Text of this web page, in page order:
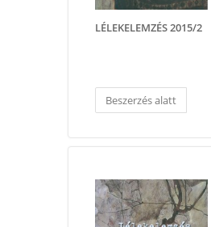
LÉLEKELEMZÉS 2015/2
Beszerzés alatt